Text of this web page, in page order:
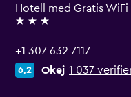
Hotell med Gratis WiFi
3 stjärnor
+1 307 632 7117
6,2 Okej 1 037